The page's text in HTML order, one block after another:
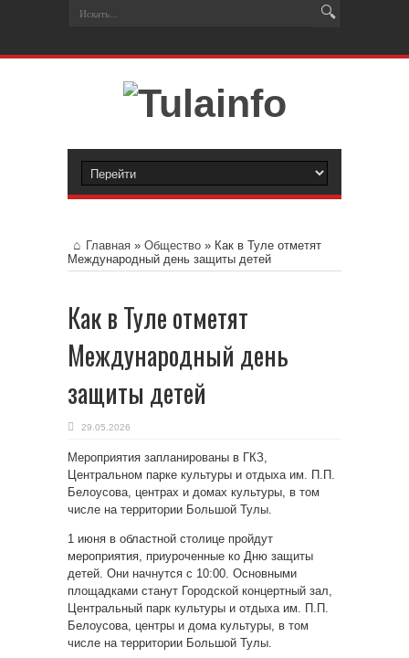
Главная » Общество » Как в Туле отметят
Международный день защиты детей
Как в Туле отметят
Международный день
защиты детей
29.05.2026
Мероприятия запланированы в ГКЗ,
Центральном парке культуры и отдыха им. П.П.
Белоусова, центрах и домах культуры, в том
числе на территории Большой Тулы.
1 июня в областной столице пройдут
мероприятия, приуроченные ко Дню защиты
детей. Они начнутся с 10:00. Основными
площадками станут Городской концертный зал,
Центральный парк культуры и отдыха им. П.П.
Белоусова, центры и дома культуры, в том
числе на территории Большой Тулы.